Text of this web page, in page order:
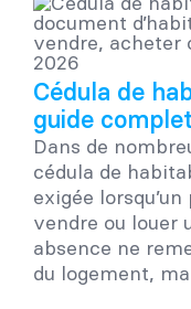
Cédula de
guide
Dans de
cédula de
exigée
vendre ou louer
absence ne
du logement,